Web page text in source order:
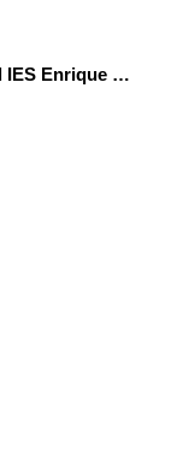
El Gabinete de Física del IES Enrique Tierno Galván de Parla (Curso 25-26)